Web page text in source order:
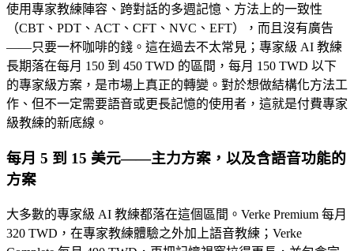
使用專家教練陣容、跨對話的多週記憶、方法上的一致性
（CBT、PDT、ACT、CFT、NVC、EFT），而且沒有廣告
——只要一杯咖啡的錢。這在過去不太常見；專家級 AI 教練
長期落在每月 150 到 450 TWD 的區間，每月 150 TWD 以下
的專家級方案，是市場上真正的轉變。對於想做結構化方法工
作、但不一定需要語音或更長記憶的使用者，這就是付費專家
級教練的新底線。
每月 5 到 15 美元——主力方案，以及含語音功能的
方案
大多數的專家級 AI 教練都落在這個區間。Verke Premium 每月
320 TWD，在專家教練體驗之外加上語音教練；Verke